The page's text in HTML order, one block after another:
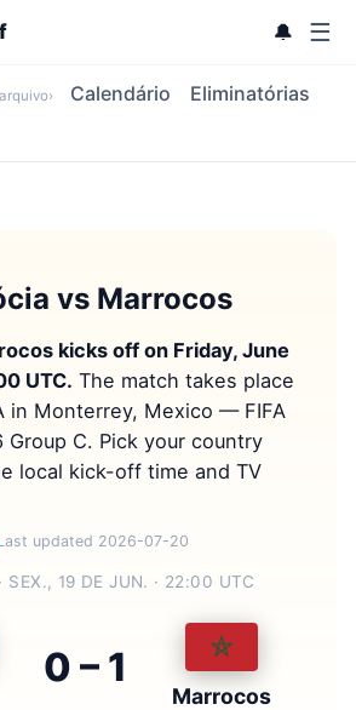
🔔 ☰
Calendário
Eliminatórias
vs Marrocos
kicks off on Friday, June
UTC. The match takes place
in Monterrey, Mexico — FIFA
Group C. Pick your country
local kick-off time and TV
updated 2026-07-20
SEX., 19 DE JUN. · 22:00 UTC
0 – 1
Marrocos